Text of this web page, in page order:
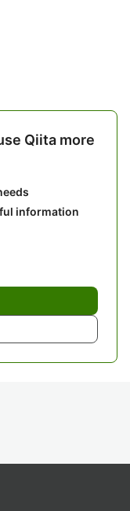
Qiita more
information